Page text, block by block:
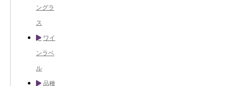
ングラ
ス
ワイ
ンラベ
ル
品種